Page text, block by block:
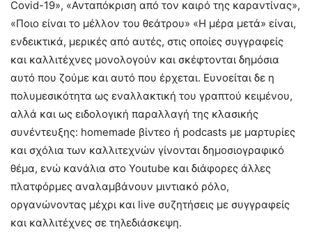
Covid-19», «Ανταπόκριση από τον καιρό της καραντίνας»,
«Ποιο είναι το μέλλον του θεάτρου» «Η μέρα μετά» είναι,
ενδεικτικά, μερικές από αυτές, στις οποίες συγγραφείς
και καλλιτέχνες μονολογούν και σκέφτονται δημόσια
αυτό που ζούμε και αυτό που έρχεται. Ευνοείται δε η
πολυμεσικότητα ως εναλλακτική του γραπτού κειμένου,
αλλά και ως ειδολογική παραλλαγή της κλασικής
συνέντευξης: homemade βίντεο ή podcasts με μαρτυρίες
και σχόλια των καλλιτεχνών γίνονται δημοσιογραφικό
θέμα, ενώ κανάλια στο Youtube και διάφορες άλλες
πλατφόρμες αναλαμβάνουν μιντιακό ρόλο,
οργανώνοντας μέχρι και live συζητήσεις με συγγραφείς
και καλλιτέχνες σε τηλεδιάσκεψη.